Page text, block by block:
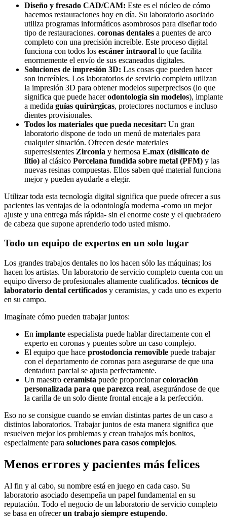
Diseño y fresado CAD/CAM: Este es el núcleo de cómo
hacemos restauraciones hoy en día. Su laboratorio asociado
utiliza programas informáticos asombrosos para diseñar todo
tipo de restauraciones. coronas dentales a puentes de arco
completo con una precisión increíble. Este proceso digital
funciona con todos los escáner intraoral lo que facilita
enormemente el envío de sus escaneados digitales.
Soluciones de impresión 3D: Las cosas que pueden hacer
son increíbles. Los laboratorios de servicio completo utilizan
la impresión 3D para obtener modelos superprecisos (lo que
significa que puede hacerodontología sin modelos), implante
a medida guías quirúrgicas, protectores nocturnos e incluso
dientes provisionales.
Todos los materiales que pueda necesitar: Un gran
laboratorio dispone de todo un menú de materiales para
cualquier situación. Ofrecen desde materiales
superresistentes Zirconia y hermosa E.max (disilicato de
litio) al clásico Porcelana fundida sobre metal (PFM) y las
nuevas resinas compuestas. Ellos saben qué material funciona
mejor y pueden ayudarle a elegir.
Utilizar toda esta tecnología digital significa que puede ofrecer a sus
pacientes las ventajas de la odontología moderna -como un mejor
ajuste y una entrega más rápida- sin el enorme coste y el quebradero
de cabeza que supone aprenderlo todo usted mismo.
Todo un equipo de expertos en un solo lugar
Los grandes trabajos dentales no los hacen sólo las máquinas; los
hacen los artistas. Un laboratorio de servicio completo cuenta con un
equipo diverso de profesionales altamente cualificados. técnicos de
laboratorio dental certificados y ceramistas, y cada uno es experto
en su campo.
Imagínate cómo pueden trabajar juntos:
En implante especialista puede hablar directamente con el
experto en coronas y puentes sobre un caso complejo.
El equipo que hace prostodoncia removible puede trabajar
con el departamento de coronas para asegurarse de que una
dentadura parcial se ajusta perfectamente.
Un maestro ceramista puede proporcionarcoloración
personalizada para que parezca real, asegurándose de que
la carilla de un solo diente frontal encaje a la perfección.
Eso no se consigue cuando se envían distintas partes de un caso a
distintos laboratorios. Trabajar juntos de esta manera significa que
resuelven mejor los problemas y crean trabajos más bonitos,
especialmente para soluciones para casos complejos.
Menos errores y pacientes más felices
Al fin y al cabo, su nombre está en juego en cada caso. Su
laboratorio asociado desempeña un papel fundamental en su
reputación. Todo el negocio de un laboratorio de servicio completo
se basa en ofrecerun trabajo siempre estupendo.